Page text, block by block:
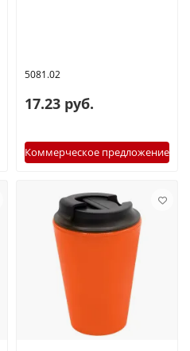
5081.02
17.23 руб.
Коммерческое предложение